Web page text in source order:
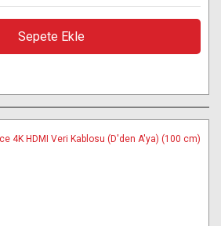
Sepete Ekle